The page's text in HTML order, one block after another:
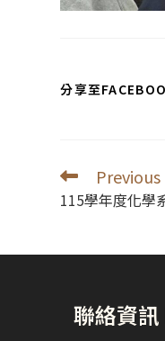
分享至
Read
more
articles
115學年度化學
聯絡資